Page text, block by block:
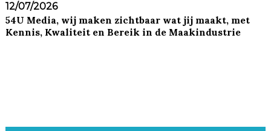
12/07/2026
54U Media, wij maken zichtbaar wat jij maakt, met
Kennis, Kwaliteit en Bereik in de Maakindustrie